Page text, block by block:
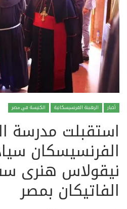
أخبار الرهبنة الفرنسيسكانية الكنيسة في مصر
استقبلت مدرسة
الفرنسيسكان
نيقولاس هنرى
الفاتيكان بمصر